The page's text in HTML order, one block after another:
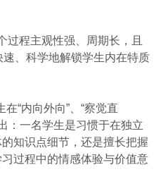
过程主观性强、周期长，且
、科学地解锁学生内在特质
“内向外向”、“察觉直
：一名学生是习惯于在独立
知识点细节，还是擅长把握
过程中的情感体验与价值意